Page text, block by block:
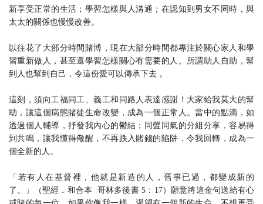
新享受正常的生活；學習怎樣與人溝通；在認知到男女不同時，與
太太的關係也慢慢改善。
以往花了大部分時間賭博，現在大部分時間都專注於關心家人和學
習重新做人，甚至還學習怎樣關心有需要的人。所謂助人自助，幫
到人也幫到自己，令這份愛可以傳承下去，
這刻，須向工福同工、義工和同路人表達感謝！大家給我莫大的幫
助，讓這個病態賭徒生命改變，成為一個正常人。當中的點滴，如
透過個人輔導，抒發我內心的鬱結；同聲同氣的分組分享，容易得
到共鳴，讓我懂得儆醒，不再跌入賭錢的陷阱，令我回轉，成為一
個全新的人。
「若有人在基督裡，他就是新造的人，舊事已過，都變成新的
了。」（聖經．和合本 哥林多後書 5：17）願意將這金句送給有心